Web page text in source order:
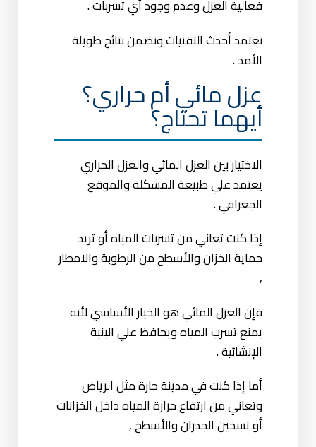
فعالية العزل وعدم وجود أي تسربات .
نعتمد أحدث التقنيات ونضمن نتائج طويلة
الأمد .
عزل مائي أم حراري؟
أيهما تحتاج؟
الاختيار بين العزل المائي والعزل الحراري
يعتمد علي طبيعة المشكلة والموقع
الجغرافي .
إذا كنت تعاني من تسربات المياه أو تريد
حماية الخزان والأسطح من الرطوبة والامطار
,
فإن العزل المائي هو الخيار الأساسي لأنه
يمنع تسرب المياه ويحافظ علي البنية
الإنشائية .
أما إذا كنت في مدينة حارة مثل الرياض
وتعاني من ارتفاع حرارة المياه داخل الخزانات
أو تسخين الجدران والأسطح ,